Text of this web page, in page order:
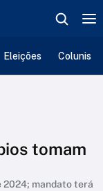
Eleições
tomam
2024; mandato terá